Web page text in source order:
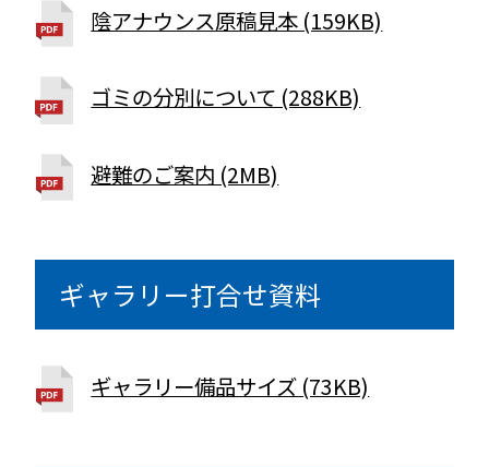
陰アナウンス原稿見本 (159KB)
ゴミの分別について (288KB)
避難のご案内 (2MB)
ギャラリー打合せ資料
ギャラリー備品サイズ (73KB)